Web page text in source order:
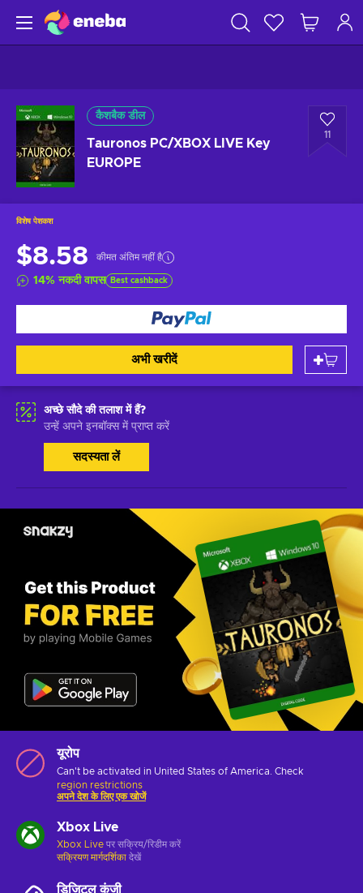
कैशबैक डील
Tauronos PC/XBOX LIVE Key
EUROPE
11
विशेष पेशकश
$8.58 कीमत अंतिम नहीं है
14%नकदी वापस Best cashback
अभी खरीदें
अच्छे सौदे की तलाश में हैं?
उन्हें अपने इनबॉक्स में प्राप्त करें
सदस्यता लें
यूरोप
Can't be activated in United States of America. Check
region restrictions
अपने देश के लिए एक खोजें
Xbox Live
Xbox Live पर सक्रिय/रिडीम करें
सक्रियण मार्गदर्शिका देखें
डिजिटल कुंजी